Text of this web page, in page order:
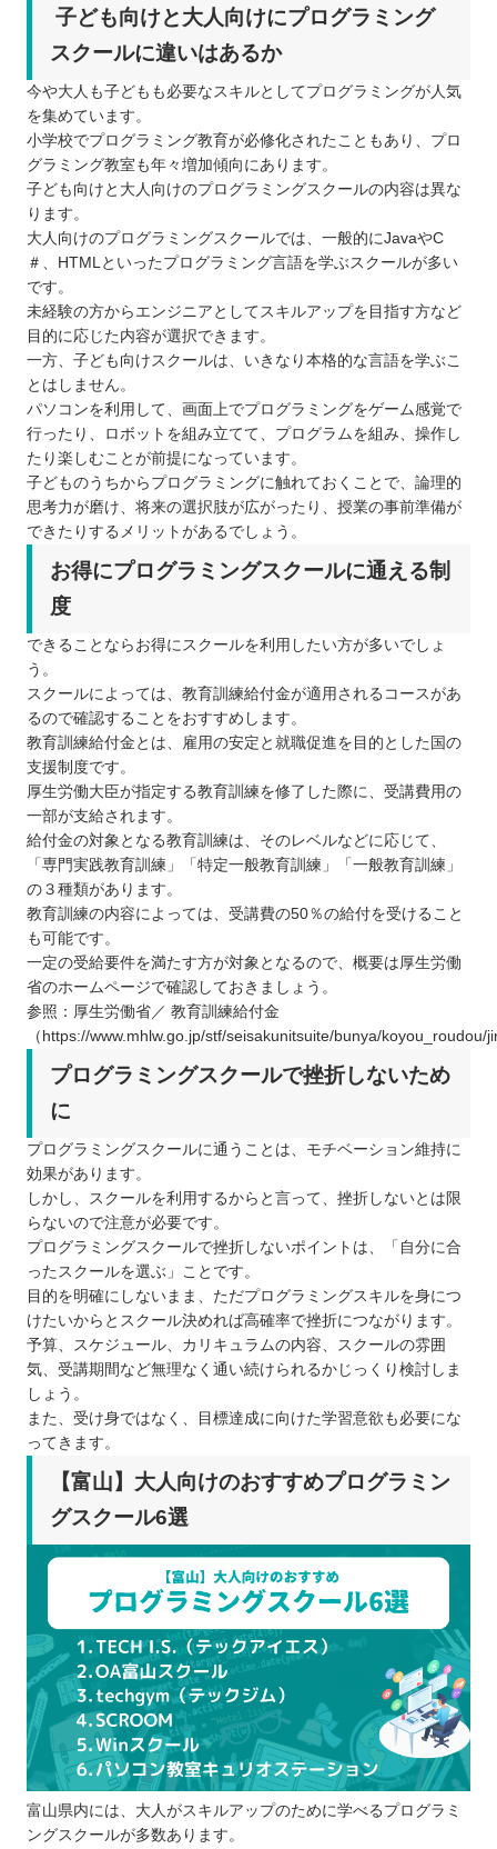
子ども向けと大人向けにプログラミング
スクールに違いはあるか
今や大人も子どもも必要なスキルとしてプログラミングが人気
を集めています。
小学校でプログラミング教育が必修化されたこともあり、プロ
グラミング教室も年々増加傾向にあります。
子ども向けと大人向けのプログラミングスクールの内容は異な
ります。
大人向けのプログラミングスクールでは、一般的にJavaやC
＃、HTMLといったプログラミング言語を学ぶスクールが多い
です。
未経験の方からエンジニアとしてスキルアップを目指す方など
目的に応じた内容が選択できます。
一方、子ども向けスクールは、いきなり本格的な言語を学ぶこ
とはしません。
パソコンを利用して、画面上でプログラミングをゲーム感覚で
行ったり、ロボットを組み立てて、プログラムを組み、操作し
たり楽しむことが前提になっています。
子どものうちからプログラミングに触れておくことで、論理的
思考力が磨け、将来の選択肢が広がったり、授業の事前準備が
できたりするメリットがあるでしょう。
お得にプログラミングスクールに通える制
度
できることならお得にスクールを利用したい方が多いでしょ
う。
スクールによっては、教育訓練給付金が適用されるコースがあ
るので確認することをおすすめします。
教育訓練給付金とは、雇用の安定と就職促進を目的とした国の
支援制度です。
厚生労働大臣が指定する教育訓練を修了した際に、受講費用の
一部が支給されます。
給付金の対象となる教育訓練は、そのレベルなどに応じて、
「専門実践教育訓練」「特定一般教育訓練」「一般教育訓練」
の３種類があります。
教育訓練の内容によっては、受講費の50％の給付を受けること
も可能です。
一定の受給要件を満たす方が対象となるので、概要は厚生労働
省のホームページで確認しておきましょう。
参照：厚生労働省／ 教育訓練給付金
（https://www.mhlw.go.jp/stf/seisakunitsuite/bunya/koyou_roudou/
プログラミングスクールで挫折しないため
に
プログラミングスクールに通うことは、モチベーション維持に
効果があります。
しかし、スクールを利用するからと言って、挫折しないとは限
らないので注意が必要です。
プログラミングスクールで挫折しないポイントは、「自分に合
ったスクールを選ぶ」ことです。
目的を明確にしないまま、ただプログラミングスキルを身につ
けたいからとスクール決めれば高確率で挫折につながります。
予算、スケジュール、カリキュラムの内容、スクールの雰囲
気、受講期間など無理なく通い続けられるかじっくり検討しま
しょう。
また、受け身ではなく、目標達成に向けた学習意欲も必要にな
ってきます。
【富山】大人向けのおすすめプログラミン
グスクール6選
富山県内には、大人がスキルアップのために学べるプログラミ
ングスクールが多数あります。